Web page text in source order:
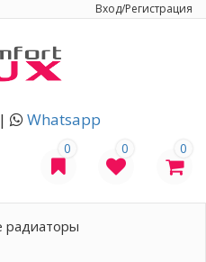
Вход/Регистрация
| Whatsapp
0 0 0
радиаторы